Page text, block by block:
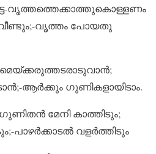
വൃത്തത്തെക്കാത്തുകൊള്ളണം
വൃത്തം പോയതു
മെയ്ക്കരുത്തടരാടുവാൻ;
ആർക്കും ഗുണികളായിടാം.
മേനി കാത്തിടും;
പാഴർക്കാടൽ വളർത്തിടും